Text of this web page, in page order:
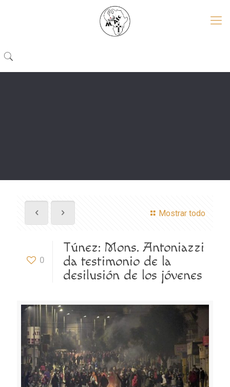
Mostrar todo
0
Túnez: Mons. Antoniazzi
da testimonio de la
desilusión de los jóvenes